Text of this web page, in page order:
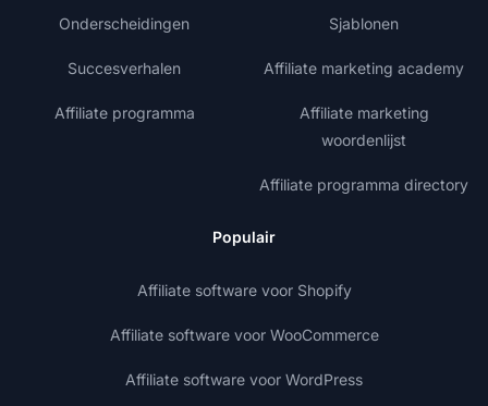
Onderscheidingen
Succesverhalen
Affiliate programma
Sjablonen
Affiliate marketing academy
Affiliate marketing
woordenlijst
Affiliate programma directory
Populair
Affiliate software voor Shopify
Affiliate software voor WooCommerce
Affiliate software voor WordPress